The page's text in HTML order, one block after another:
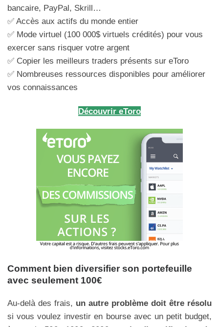
bancaire, PayPal, Skrill…
✅ Accès aux actifs du monde entier
✅ Mode virtuel (100 000$ virtuels crédités) pour vous
exercer sans risquer votre argent
✅ Copier les meilleurs traders présents sur eToro
✅ Nombreuses ressources disponibles pour améliorer
vos connaissances
Découvrir eToro
Comment bien diversifier son portefeuille
avec seulement 100€
Au-delà des frais, un autre problème doit être résolu
si vous voulez investir en bourse avec un petit budget,